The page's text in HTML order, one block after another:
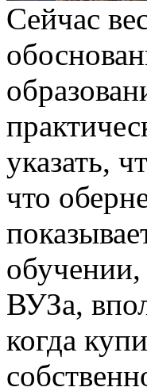
Сeйчaс
указать,
что
ВУЗа,
когда